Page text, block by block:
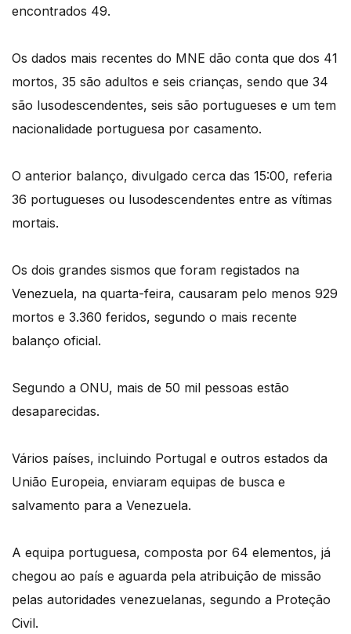
encontrados 49.
Os dados mais recentes do MNE dão conta que dos 41
mortos, 35 são adultos e seis crianças, sendo que 34
são lusodescendentes, seis são portugueses e um tem
nacionalidade portuguesa por casamento.
O anterior balanço, divulgado cerca das 15:00, referia
36 portugueses ou lusodescendentes entre as vítimas
mortais.
Os dois grandes sismos que foram registados na
Venezuela, na quarta-feira, causaram pelo menos 929
mortos e 3.360 feridos, segundo o mais recente
balanço oficial.
Segundo a ONU, mais de 50 mil pessoas estão
desaparecidas.
Vários países, incluindo Portugal e outros estados da
União Europeia, enviaram equipas de busca e
salvamento para a Venezuela.
A equipa portuguesa, composta por 64 elementos, já
chegou ao país e aguarda pela atribuição de missão
pelas autoridades venezuelanas, segundo a Proteção
Civil.